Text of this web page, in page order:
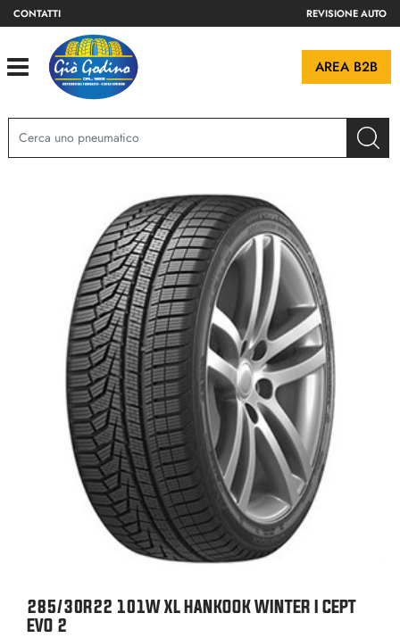
CONTATTI REVISIONE AUTO
Open AREA B2B
285/30R22 101W XL HANKOOK WINTER I CEPT
EVO 2